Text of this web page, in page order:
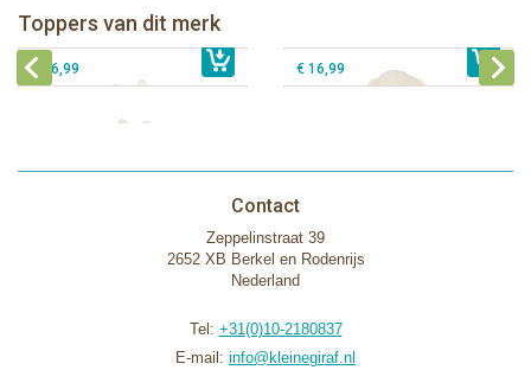
Toppers van dit merk
€ 16,99
Bunnies By The Bay knuffeldoekje
met speenhouder Konijn roze
€ 16,99 € 16,99
Contact
Zeppelinstraat 39
2652 XB Berkel en Rodenrijs
Nederland
Tel: +31(0)10-2180837
E-mail: info@kleinegiraf.nl